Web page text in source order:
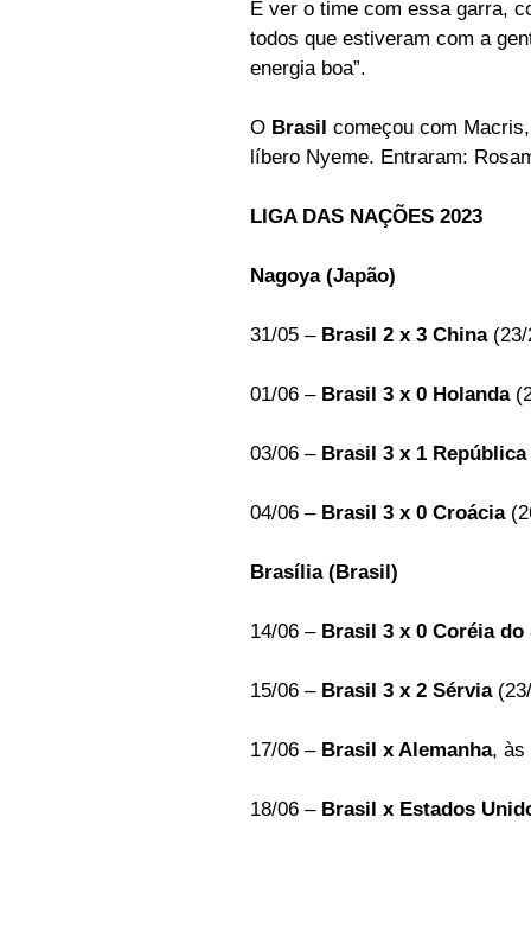
E ver o time com essa garra,
todos que estiveram com a
energia boa”.
O Brasil começou com
líbero Nyeme. Entraram:
LIGA DAS NAÇÕES 2023
Nagoya (Japão)
31/05 – Brasil 2 x 3 China (23/
01/06 – Brasil 3 x 0 Holanda
03/06 – Brasil 3 x 1
04/06 – Brasil 3 x 0 Croácia
Brasília (Brasil)
14/06 – Brasil 3 x 0 Coréia do
15/06 – Brasil 3 x 2 Sérvia (23/
17/06 – Brasil x Alemanha, às
18/06 – Brasil x Estados